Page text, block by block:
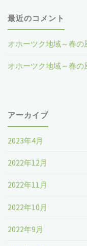
最近のコメント
オホーツク地域～春の
オホーツク地域～春の
アーカイブ
2023年4月
2022年12月
2022年11月
2022年10月
2022年9月